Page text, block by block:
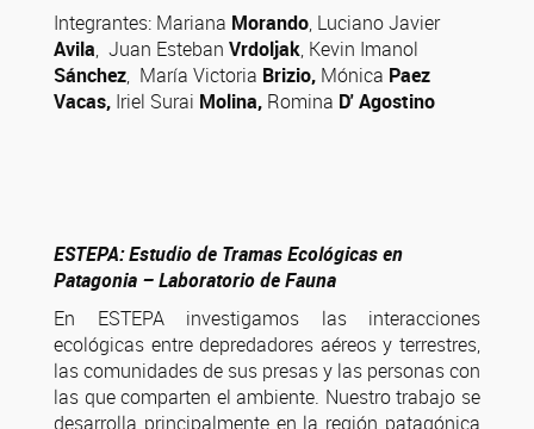
Integrantes: Mariana Morando, Luciano Javier
Avila, Juan Esteban Vrdoljak, Kevin Imanol
Sánchez, María Victoria Brizio, Mónica Paez
Vacas, Iriel Surai Molina, Romina D' Agostino
ESTEPA: Estudio de Tramas Ecológicas en
Patagonia – Laboratorio de Fauna
En ESTEPA investigamos las interacciones
ecológicas entre depredadores aéreos y terrestres,
las comunidades de sus presas y las personas con
las que comparten el ambiente. Nuestro trabajo se
desarrolla principalmente en la región patagónica